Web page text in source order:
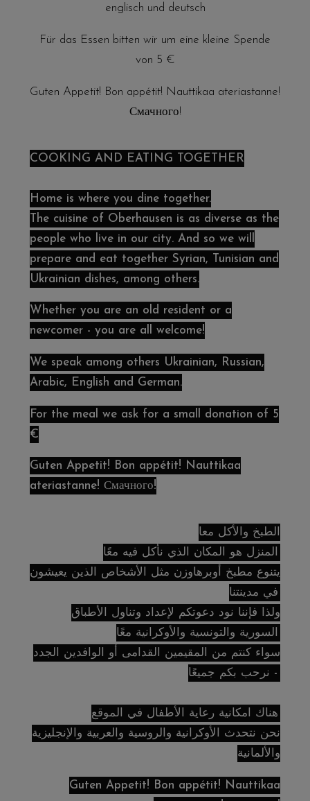
englisch und deutsch
Für das Essen bitten wir um eine kleine Spende
von 5 €
Guten Appetit! Bon appétit! Nauttikaa ateriastanne!
Смачного!
COOKING AND EATING TOGETHER
Home is where you dine together.
The cuisine of Oberhausen is as diverse as the
people who live in our city. And so we will
prepare and eat together Syrian, Tunisian and
Ukrainian dishes, among others.
Whether you are an old resident or a
newcomer - you are all welcome!
We speak among others Ukrainian, Russian,
Arabic, English and German.
For the meal we ask for a small donation of 5
€
Guten Appetit! Bon appétit! Nauttikaa
ateriastanne! Смачного!
الطبخ والأكل معا
يتنوع مطبخ أوبرهاوزن مثل الأشخاص الذين يعيشون
ولذا فإننا نود دعوتكم لإعداد وتناول الأطباق
سواء كنتم من المقيمين القدامى أو الوافدين الجدد
نحن نتحدث الأوكرانية والروسية والعربية والإنجليزية
والألمانية
Guten Appetit! Bon appétit! Nauttikaa